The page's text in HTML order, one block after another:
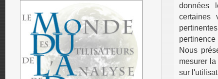
données
certaines
Nous
mesurer
sur